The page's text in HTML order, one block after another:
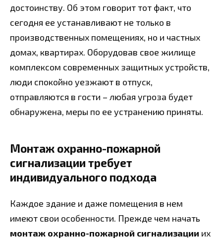
достоинству. Об этом говорит тот факт, что
сегодня ее устанавливают не только в
производственных помещениях, но и частных
домах, квартирах. Оборудовав свое жилище
комплексом современных защитных устройств,
люди спокойно уезжают в отпуск,
отправляются в гости – любая угроза будет
обнаружена, меры по ее устранению приняты.
Монтаж охранно-пожарной
сигнализации требует
индивидуального подхода
Каждое здание и даже помещения в нем
имеют свои особенности. Прежде чем начать
монтаж охранно-пожарной сигнализации их